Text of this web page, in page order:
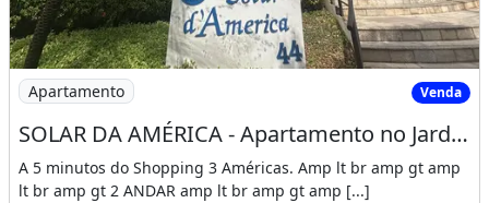
Imagem: SOLAR DA AMÉRICA - Apartamento no Jardim
Apartamento Venda
SOLAR DA AMÉRICA - Apartamento no Jardim das Américas
A 5 minutos do Shopping 3 Américas. Amp lt br amp gt amp
lt br amp gt 2 ANDAR amp lt br amp gt amp [...]